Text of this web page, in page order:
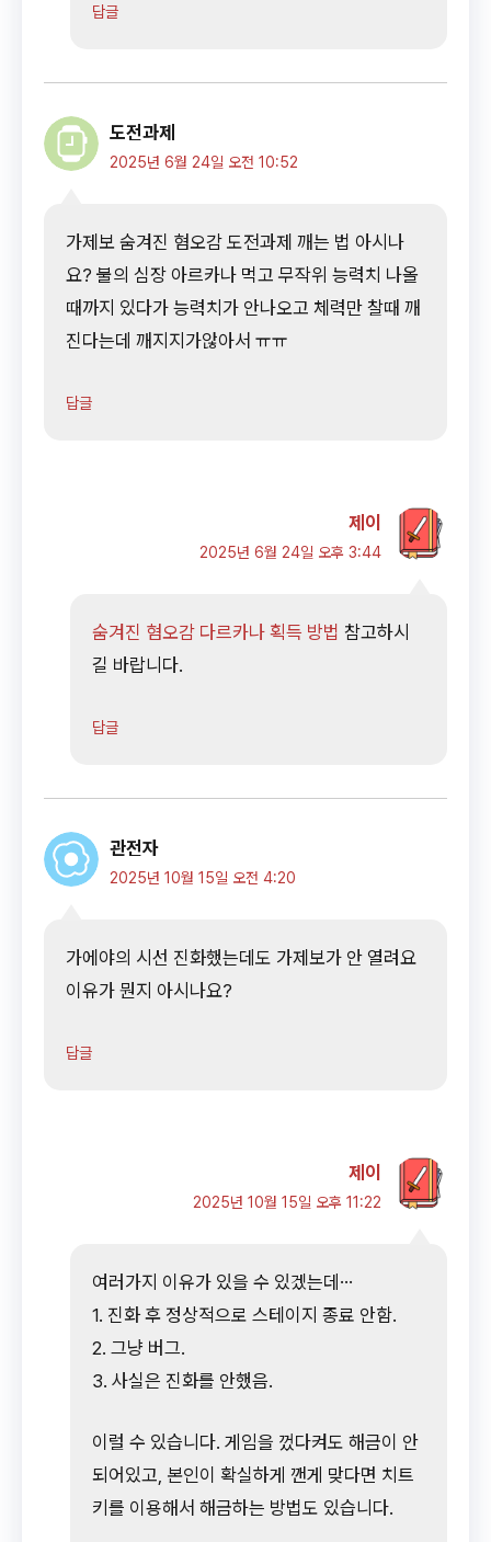
답글
도전과제
2025년 6월 24일 오전 10:52
가제보 숨겨진 혐오감 도전과제 깨는 법 아시나
요? 불의 심장 아르카나 먹고 무작위 능력치 나올
때까지 있다가 능력치가 안나오고 체력만 찰때 깨
진다는데 깨지지가않아서 ㅠㅠ
답글
제이
2025년 6월 24일 오후 3:44
숨겨진 혐오감 다르카나 획득 방법 참고하시
길 바랍니다.
답글
관전자
2025년 10월 15일 오전 4:20
가에야의 시선 진화했는데도 가제보가 안 열려요
이유가 뭔지 아시나요?
답글
제이
2025년 10월 15일 오후 11:22
여러가지 이유가 있을 수 있겠는데…
1. 진화 후 정상적으로 스테이지 종료 안함.
2. 그냥 버그.
3. 사실은 진화를 안했음.
이럴 수 있습니다. 게임을 껐다켜도 해금이 안
되어있고, 본인이 확실하게 깬게 맞다면 치트
키를 이용해서 해금하는 방법도 있습니다.